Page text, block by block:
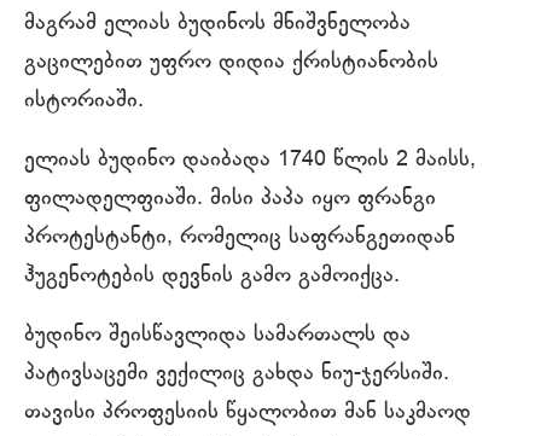
მაგრამ ელიას ბუდინოს მნიშვნელობა
გაცილებით უფრო დიდია ქრისტიანობის
ისტორიაში.
ელიას ბუდინო დაიბადა 1740 წლის 2 მაისს,
ფილადელფიაში. მისი პაპა იყო ფრანგი
პროტესტანტი, რომელიც საფრანგეთიდან
ჰუგენოტების დევნის გამო გამოიქცა.
ბუდინო შეისწავლიდა სამართალს და
პატივსაცემი ვექილიც გახდა ნიუ-ჯერსიში.
თავისი პროფესიის წყალობით მან საკმაოდ